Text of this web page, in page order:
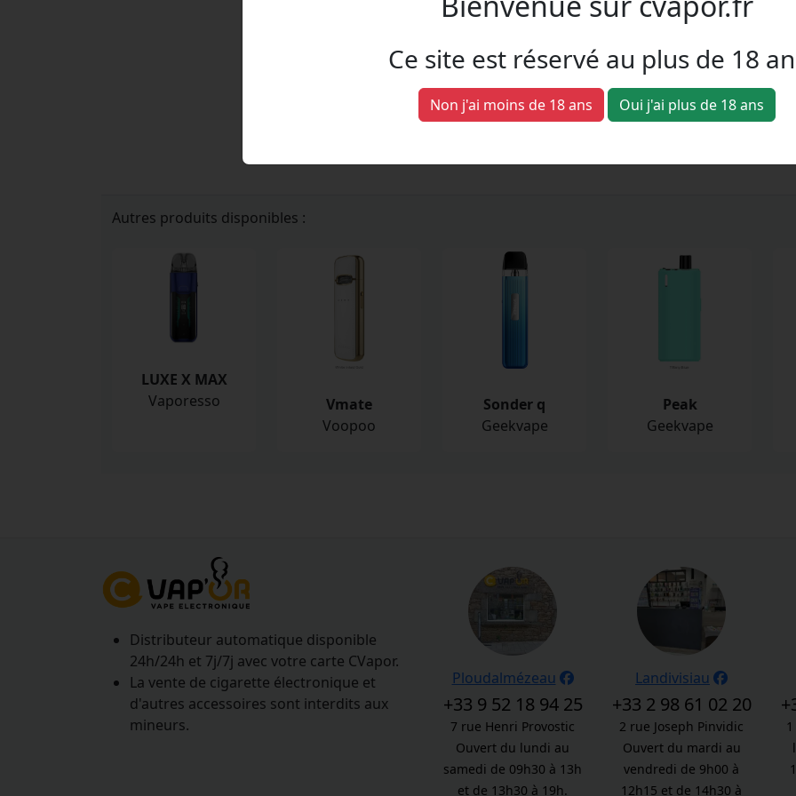
Disponible dans les agences de
Lesneven
Autres produits disponibles :
LUXE X MAX
Vaporesso
Vmate
Voopoo
Sonder q
Geekvape
Peak
Geekvape
Ce site est réservé au plus de 18
Non j'ai moins de 18 ans Oui j'ai plus de 18 ans
Distributeur automatique disponible
24h/24h et 7j/7j avec votre carte CVapor.
La vente de cigarette électronique et
d'autres accessoires sont interdits aux
mineurs.
Ploudalmézeau
+33 9 52 18 94 25
7 rue Henri Provostic
Ouvert du lundi au
samedi de 09h30 à 13h
et de 13h30 à 19h.
Landivisiau
+33 2 98 61 02 20
2 rue Joseph Pinvidic
Ouvert du mardi au
vendredi de 9h00 à
12h15 et de 14h30 à